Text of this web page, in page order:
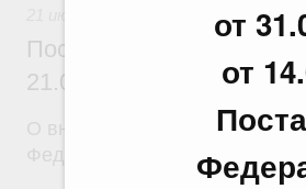
от
от
Постановление
21.07.2026 г. № 917
О внесении изменений в
Федерации от 27 октября